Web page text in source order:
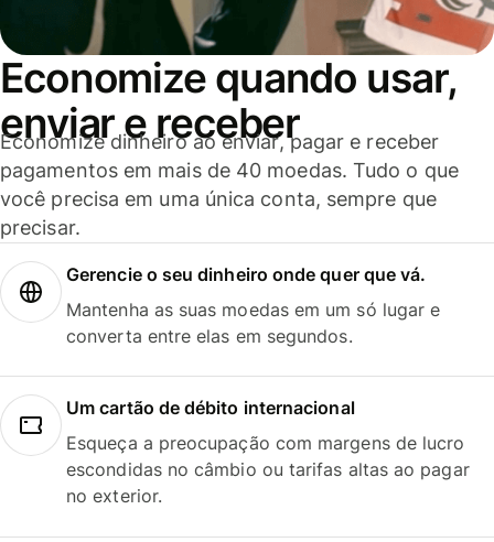
Economize quando usar,
enviar e receber
Economize dinheiro ao enviar, pagar e receber
pagamentos em mais de 40 moedas. Tudo o que
você precisa em uma única conta, sempre que
precisar.
Gerencie o seu dinheiro onde quer que vá.
Mantenha as suas moedas em um só lugar e
converta entre elas em segundos.
Um cartão de débito internacional
Esqueça a preocupação com margens de lucro
escondidas no câmbio ou tarifas altas ao pagar
no exterior.